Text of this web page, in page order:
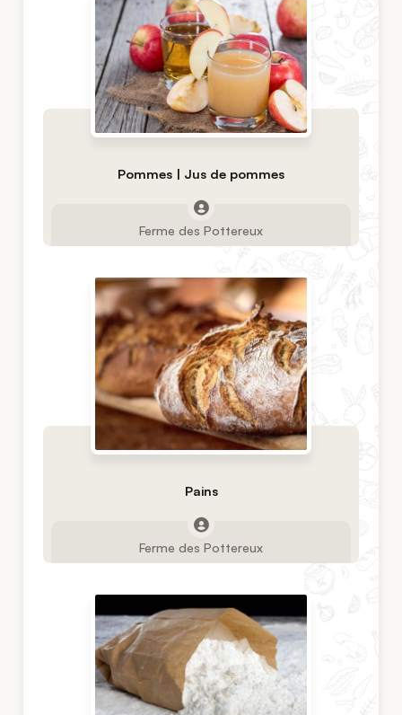
Pommes | Jus de pommes
Ferme des Pottereux
Pains
Ferme des Pottereux